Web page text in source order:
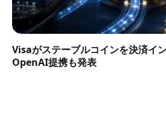
Visaがステーブルコインを決済イ
OpenAI提携も発表